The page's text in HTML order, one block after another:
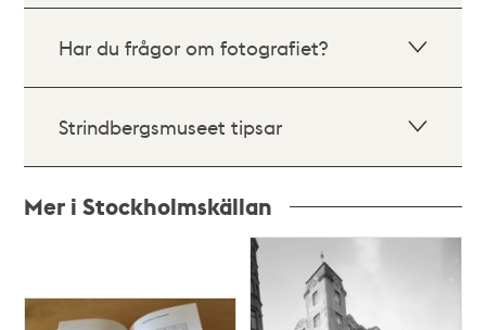
Har du frågor om fotografiet?
Strindbergsmuseet tipsar
Mer i Stockholmskällan
och
teman